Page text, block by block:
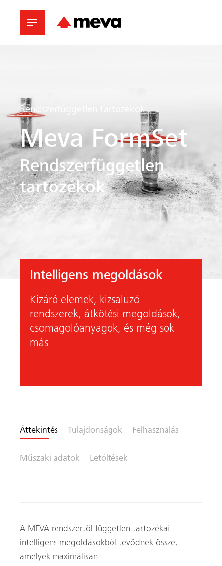
Rendszerfüggetlen tartozékok
Meva FormSet
Rendszerfüggetlen
tartozékok
Intelligens megoldások
Kizáró elemek, kizsaluzó
rendszerek, átkötési megoldások,
csomagolóanyagok, és még sok
más
Áttekintés Tulajdonságok Felhasználás
Műszaki adatok Letöltések
A MEVA rendszertől független tartozékai
intelligens megoldásokból tevődnek össze,
amelyek maximálisan